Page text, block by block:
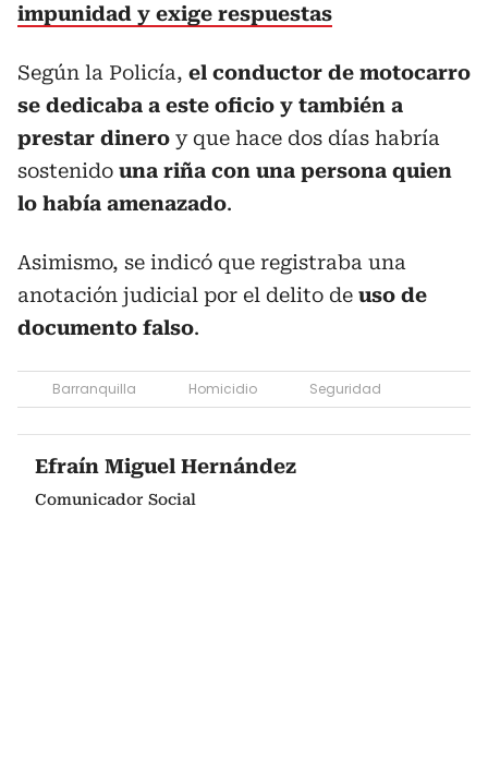
impunidad y exige respuestas
Según la Policía, el conductor de motocarro
se dedicaba a este oficio y también a
prestar dinero y que hace dos días habría
sostenido una riña con una persona quien
lo había amenazado.
Asimismo, se indicó que registraba una
anotación judicial por el delito de uso de
documento falso.
Barranquilla Homicidio Seguridad
Efraín Miguel Hernández
Comunicador Social